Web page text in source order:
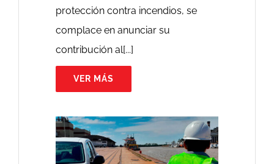
protección contra incendios, se
complace en anunciar su
contribución al[...]
VER MÁS